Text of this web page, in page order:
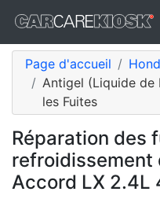
Page d'accueil
Antigel (Liquide de
les Fuites
Réparation des
refroidissement
Accord LX 2.4L